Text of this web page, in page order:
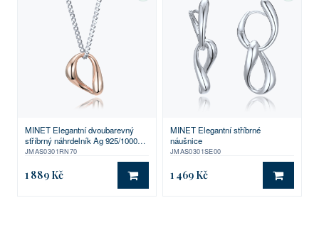
MINET Elegantní dvoubarevný
stříbrný náhrdelník Ag 925/1000
11,90g
JMAS0301RN70
1 889 Kč DO KOŠÍKU
MINET Elegantní stříbrné
náušnice
JMAS0301SE00
1 469 Kč DO